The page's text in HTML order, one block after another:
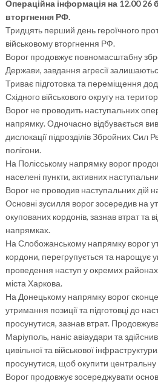
Операційна інформація на 12.00 26
вторгнення РФ.
Тридцять перший день героїчного
військовому вторгнення РФ.
Ворог продовжує повномасштабну
Держави, завдання агресії
Триває підготовка та переміщення
Східного військового округу на
Ворог не проводить наступальних
напрямку. Одночасно відбувається
дислокації підрозділів Збройних Сил
полігони.
На Полісському напрямку ворог
населені пункти, активних
Ворог не проводив наступальних дій
Основні зусилля ворог зосередив на
окупованих кордонів, зазнав втрат та
напрямках.
На Слобожанському напрямку ворог
кордони, перегрупується та нарощує
проведення наступ у окремих
міста Харкова.
На Донецькому напрямку ворог
утримання позиції та підготовці до
просунутися, зазнав втрат.
Маріуполь, наніс авіаудари та
цивільної та військової
просунутися, щоб окупити центральну
Ворог продовжує зосереджувати